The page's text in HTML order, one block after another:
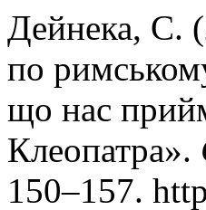
Дейнека, С.
по
що нас
Клеопатра».
150–157.